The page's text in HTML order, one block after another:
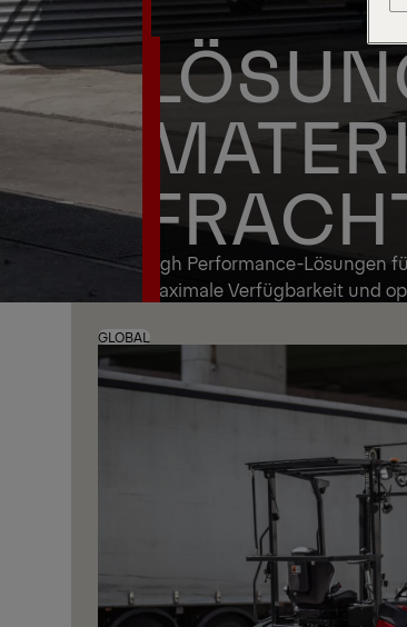
High Performance-Lösungen
maximale Verfügbarkeit und
GLOBAL